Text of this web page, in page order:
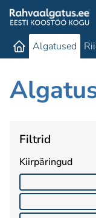
Algatused
Filtrid
Kiirpäringud